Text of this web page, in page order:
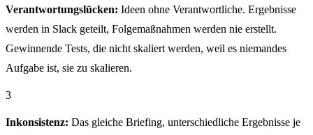
Verantwortungslücken: Ideen ohne Verantwortliche. Ergebnisse
werden in Slack geteilt, Folgemaßnahmen werden nie erstellt.
Gewinnende Tests, die nicht skaliert werden, weil es niemandes
Aufgabe ist, sie zu skalieren.
3
Inkonsistenz: Das gleiche Briefing, unterschiedliche Ergebnisse je